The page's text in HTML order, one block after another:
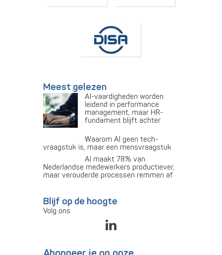
Meest gelezen
AI-vaardigheden worden
leidend in performance
management, maar HR-
fundament blijft achter
Waarom AI geen tech-
vraagstuk is, maar een mensvraagstuk
AI maakt 78% van
Nederlandse medewerkers productiever,
maar verouderde processen remmen af
Blijf op de hoogte
Volg ons